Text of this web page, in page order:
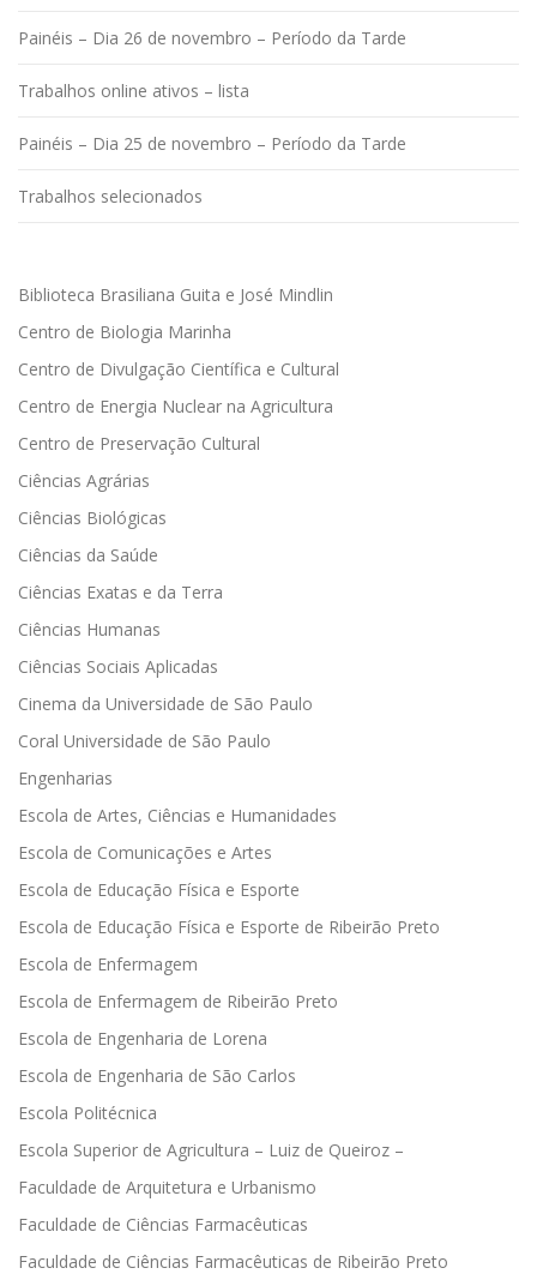
Painéis – Dia 26 de novembro – Período da Tarde
Trabalhos online ativos – lista
Painéis – Dia 25 de novembro – Período da Tarde
Trabalhos selecionados
Biblioteca Brasiliana Guita e José Mindlin
Centro de Biologia Marinha
Centro de Divulgação Científica e Cultural
Centro de Energia Nuclear na Agricultura
Centro de Preservação Cultural
Ciências Agrárias
Ciências Biológicas
Ciências da Saúde
Ciências Exatas e da Terra
Ciências Humanas
Ciências Sociais Aplicadas
Cinema da Universidade de São Paulo
Coral Universidade de São Paulo
Engenharias
Escola de Artes, Ciências e Humanidades
Escola de Comunicações e Artes
Escola de Educação Física e Esporte
Escola de Educação Física e Esporte de Ribeirão Preto
Escola de Enfermagem
Escola de Enfermagem de Ribeirão Preto
Escola de Engenharia de Lorena
Escola de Engenharia de São Carlos
Escola Politécnica
Escola Superior de Agricultura – Luiz de Queiroz –
Faculdade de Arquitetura e Urbanismo
Faculdade de Ciências Farmacêuticas
Faculdade de Ciências Farmacêuticas de Ribeirão Preto